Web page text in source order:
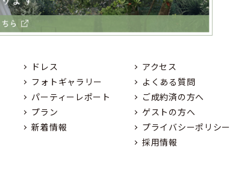
ドレス
フォトギャラリー
パーティーレポート
プラン
新着情報
アクセス
よくある質問
ご成約済の方へ
ゲストの方へ
プライバシーポリシー
採用情報